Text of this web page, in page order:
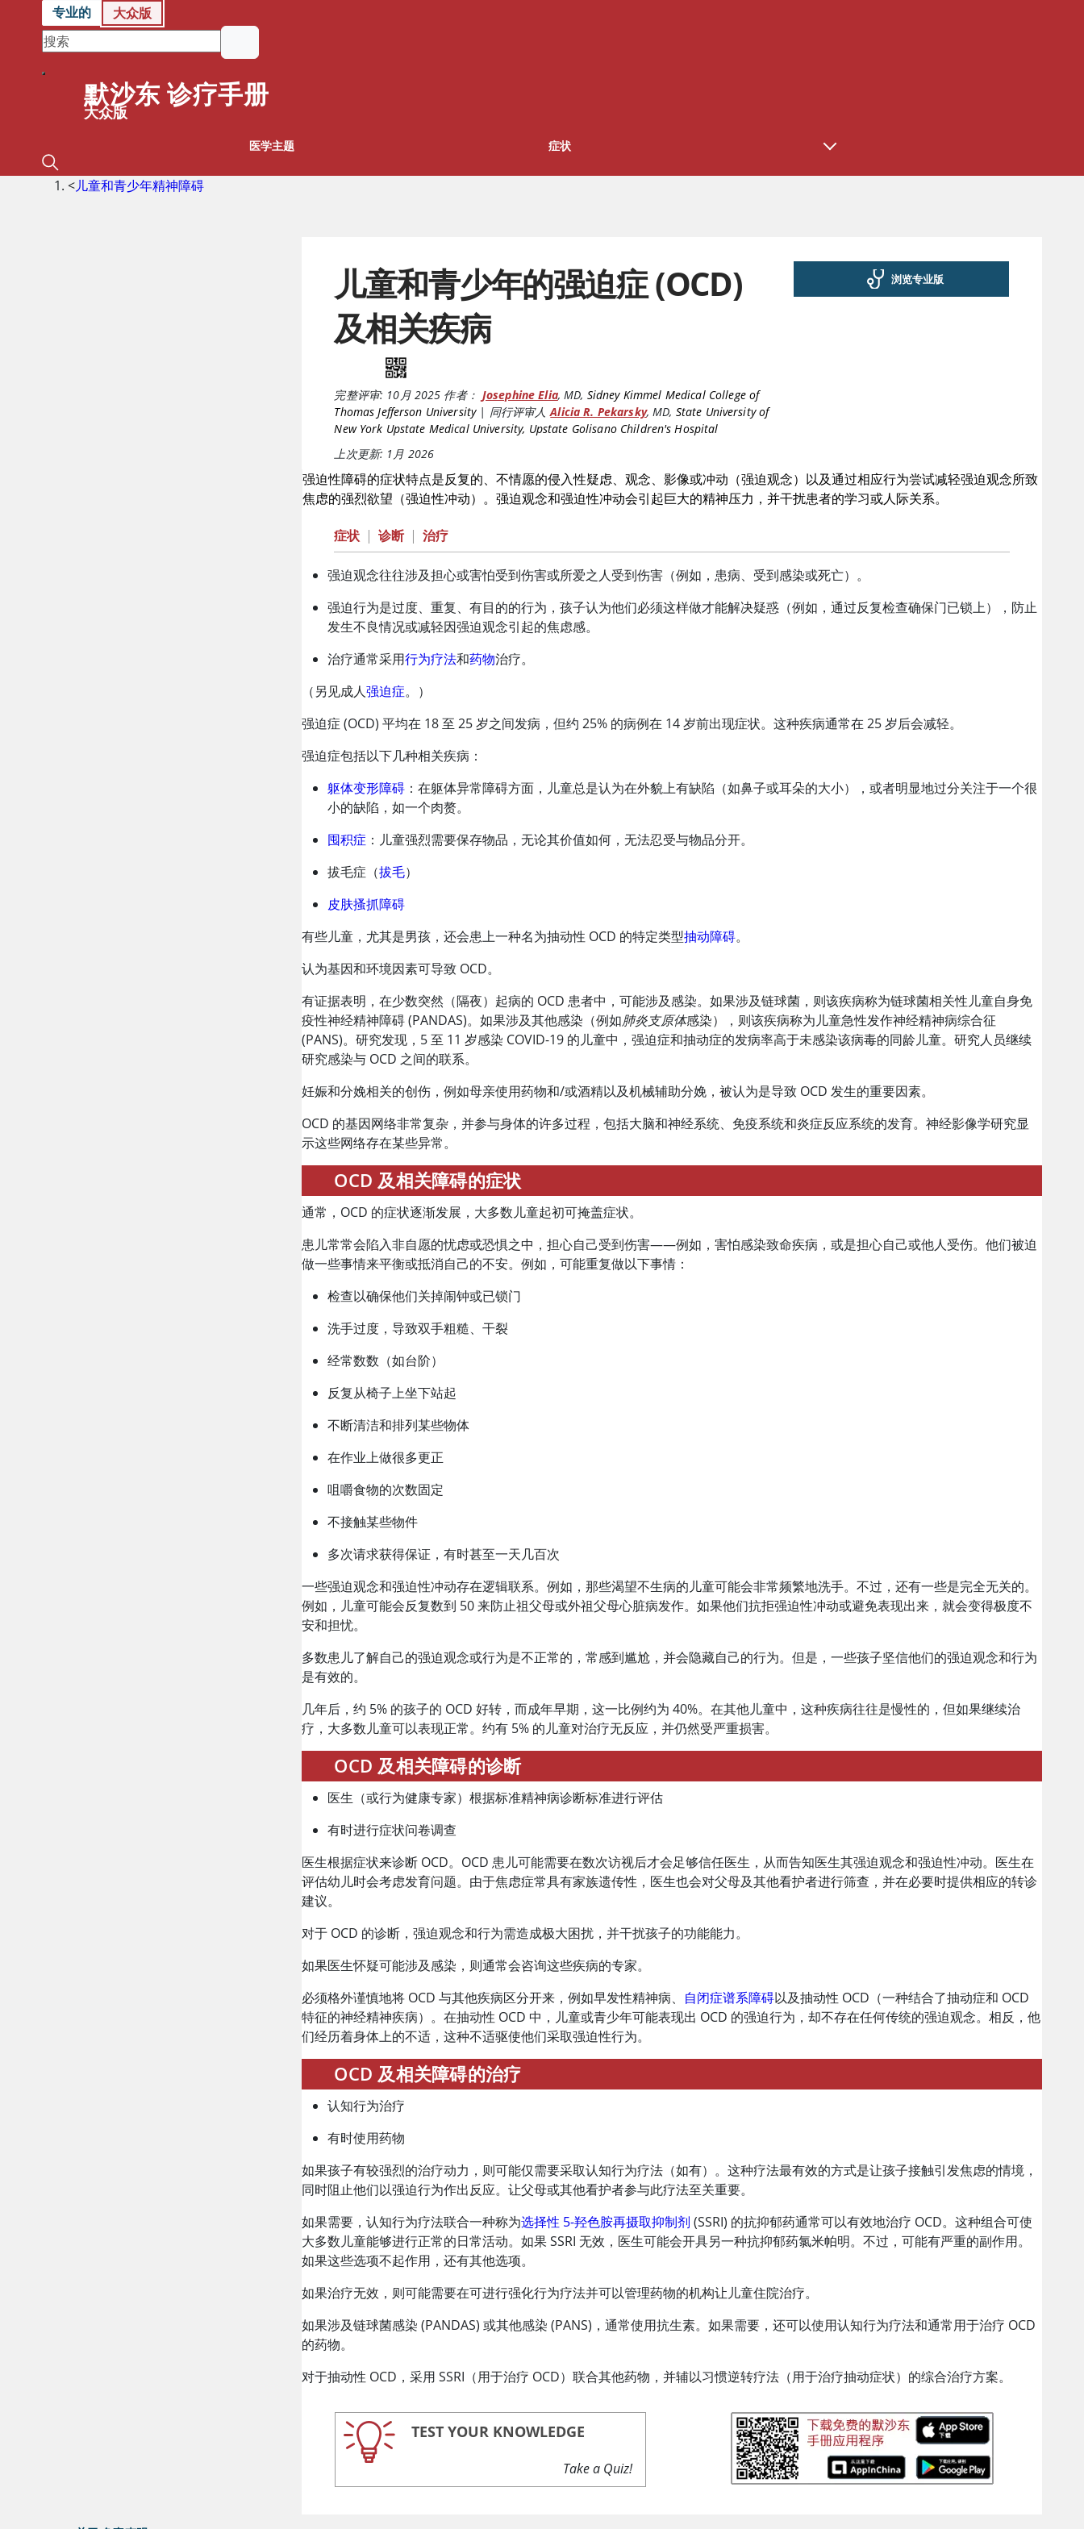
专业的 大众版
默沙东 诊疗手册
大众版
医学主题 症状
<儿童和青少年精神障碍
儿童和青少年的强迫症 (OCD)
及相关疾病
完整评审: 10月 2025 作者： Josephine Elia,MD, Sidney Kimmel Medical College of
Thomas Jefferson University| 同行评审人 Alicia R. Pekarsky,MD, State University of
New York Upstate Medical University, Upstate Golisano Children's Hospital
上次更新: 1月 2026
浏览专业版
强迫性障碍的症状特点是反复的、不情愿的侵入性疑虑、观念、影像或冲动（强迫观念）以及通过相应行为尝试减轻强迫观念所致
焦虑的强烈欲望（强迫性冲动）。强迫观念和强迫性冲动会引起巨大的精神压力，并干扰患者的学习或人际关系。
症状 | 诊断 | 治疗
强迫观念往往涉及担心或害怕受到伤害或所爱之人受到伤害（例如，患病、受到感染或死亡）。
强迫行为是过度、重复、有目的的行为，孩子认为他们必须这样做才能解决疑惑（例如，通过反复检查确保门已锁上），防止
发生不良情况或减轻因强迫观念引起的焦虑感。
治疗通常采用行为疗法和药物治疗。
（另见成人强迫症。）
强迫症 (OCD) 平均在 18 至 25 岁之间发病，但约 25% 的病例在 14 岁前出现症状。这种疾病通常在 25 岁后会减轻。
强迫症包括以下几种相关疾病：
躯体变形障碍 ：在躯体异常障碍方面，儿童总是认为在外貌上有缺陷（如鼻子或耳朵的大小），或者明显地过分关注于一个很
小的缺陷，如一个肉赘。
囤积症 ：儿童强烈需要保存物品，无论其价值如何，无法忍受与物品分开。
拔毛症（拔毛）
皮肤搔抓障碍
有些儿童，尤其是男孩，还会患上一种名为抽动性 OCD 的特定类型抽动障碍。
认为基因和环境因素可导致 OCD。
有证据表明，在少数突然（隔夜）起病的 OCD 患者中，可能涉及感染。如果涉及链球菌，则该疾病称为链球菌相关性儿童自身免
疫性神经精神障碍 (PANDAS)。如果涉及其他感染（例如肺炎支原体感染），则该疾病称为儿童急性发作神经精神病综合征
(PANS)。研究发现，5 至 11 岁感染 COVID-19 的儿童中，强迫症和抽动症的发病率高于未感染该病毒的同龄儿童。研究人员继续
研究感染与 OCD 之间的联系。
妊娠和分娩相关的创伤，例如母亲使用药物和/或酒精以及机械辅助分娩，被认为是导致 OCD 发生的重要因素。
OCD 的基因网络非常复杂，并参与身体的许多过程，包括大脑和神经系统、免疫系统和炎症反应系统的发育。神经影像学研究显
示这些网络存在某些异常。
OCD 及相关障碍的症状
通常，OCD 的症状逐渐发展，大多数儿童起初可掩盖症状。
患儿常常会陷入非自愿的忧虑或恐惧之中，担心自己受到伤害——例如，害怕感染致命疾病，或是担心自己或他人受伤。他们被迫
做一些事情来平衡或抵消自己的不安。例如，可能重复做以下事情：
检查以确保他们关掉闹钟或已锁门
洗手过度，导致双手粗糙、干裂
经常数数（如台阶）
反复从椅子上坐下站起
不断清洁和排列某些物体
在作业上做很多更正
咀嚼食物的次数固定
不接触某些物件
多次请求获得保证，有时甚至一天几百次
一些强迫观念和强迫性冲动存在逻辑联系。例如，那些渴望不生病的儿童可能会非常频繁地洗手。不过，还有一些是完全无关的。
例如，儿童可能会反复数到 50 来防止祖父母或外祖父母心脏病发作。如果他们抗拒强迫性冲动或避免表现出来，就会变得极度不
安和担忧。
多数患儿了解自己的强迫观念或行为是不正常的，常感到尴尬，并会隐藏自己的行为。但是，一些孩子坚信他们的强迫观念和行为
是有效的。
几年后，约 5% 的孩子的 OCD 好转，而成年早期，这一比例约为 40%。在其他儿童中，这种疾病往往是慢性的，但如果继续治
疗，大多数儿童可以表现正常。约有 5% 的儿童对治疗无反应，并仍然受严重损害。
OCD 及相关障碍的诊断
医生（或行为健康专家）根据标准精神病诊断标准进行评估
有时进行症状问卷调查
医生根据症状来诊断 OCD。OCD 患儿可能需要在数次访视后才会足够信任医生，从而告知医生其强迫观念和强迫性冲动。医生在
评估幼儿时会考虑发育问题。由于焦虑症常具有家族遗传性，医生也会对父母及其他看护者进行筛查，并在必要时提供相应的转诊
建议。
对于 OCD 的诊断，强迫观念和行为需造成极大困扰，并干扰孩子的功能能力。
如果医生怀疑可能涉及感染，则通常会咨询这些疾病的专家。
必须格外谨慎地将 OCD 与其他疾病区分开来，例如早发性精神病、 自闭症谱系障碍以及抽动性 OCD（一种结合了抽动症和 OCD
特征的神经精神疾病）。在抽动性 OCD 中，儿童或青少年可能表现出 OCD 的强迫行为，却不存在任何传统的强迫观念。相反，他
们经历着身体上的不适，这种不适驱使他们采取强迫性行为。
OCD 及相关障碍的治疗
认知行为治疗
有时使用药物
如果孩子有较强烈的治疗动力，则可能仅需要采取认知行为疗法（如有）。这种疗法最有效的方式是让孩子接触引发焦虑的情境，
同时阻止他们以强迫行为作出反应。让父母或其他看护者参与此疗法至关重要。
如果需要，认知行为疗法联合一种称为选择性 5-羟色胺再摄取抑制剂 (SSRI) 的抗抑郁药通常可以有效地治疗 OCD。这种组合可使
大多数儿童能够进行正常的日常活动。如果 SSRI 无效，医生可能会开具另一种抗抑郁药氯米帕明。不过，可能有严重的副作用。
如果这些选项不起作用，还有其他选项。
如果治疗无效，则可能需要在可进行强化行为疗法并可以管理药物的机构让儿童住院治疗。
如果涉及链球菌感染 (PANDAS) 或其他感染 (PANS)，通常使用抗生素。如果需要，还可以使用认知行为疗法和通常用于治疗 OCD
的药物。
对于抽动性 OCD，采用 SSRI（用于治疗 OCD）联合其他药物，并辅以习惯逆转疗法（用于治疗抽动症状）的综合治疗方案。
TEST YOUR KNOWLEDGE
Take a Quiz!